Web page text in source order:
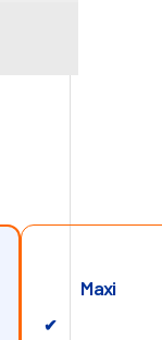
Maxi
✔